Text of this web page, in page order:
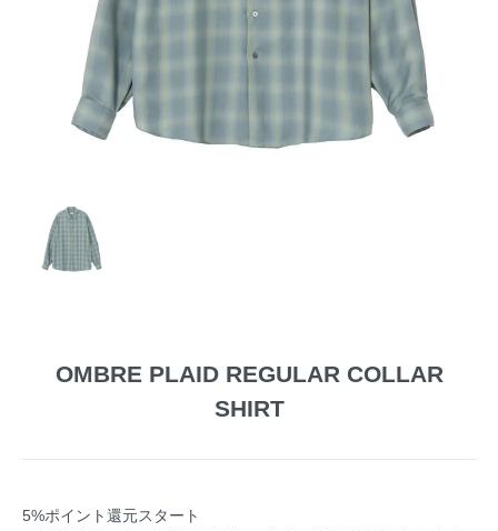
OMBRE PLAID REGULAR COLLAR
SHIRT
5%ポイント還元スタート